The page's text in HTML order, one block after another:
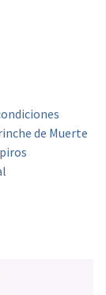
de Muerte